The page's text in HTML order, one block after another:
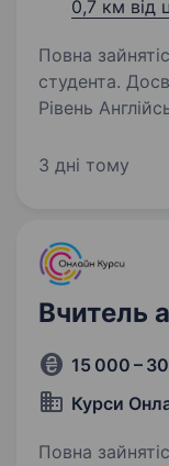
0,7 км від
Повна
студента. Досвід
Рівень
процес Бажання розвиватися Відповідальність
3 дні тому
Вчитель
15 000 –
Курси
Повна